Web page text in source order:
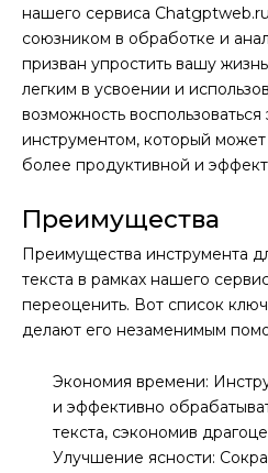
нашего сервиса
союзником в обработке и
призван упростить вашу
легким в усвоении и
возможность
инструментом, который
более продуктивной и
Преимущества
Преимущества инструмента
текста в рамках нашего
переоценить. Вот список
делают его незаменимым
Экономия времени:
и эффективно
текста, сэкономив
Улучшение ясности: